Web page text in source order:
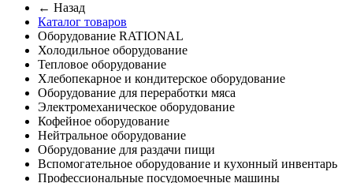
← Назад
Каталог товаров
Оборудование RATIONAL
Холодильное оборудование
Тепловое оборудование
Хлебопекарное и кондитерское оборудование
Оборудование для переработки мяса
Электромеханическое оборудование
Кофейное оборудование
Нейтральное оборудование
Оборудование для раздачи пищи
Вспомогательное оборудование и кухонный инвентарь
Профессиональные посудомоечные машины